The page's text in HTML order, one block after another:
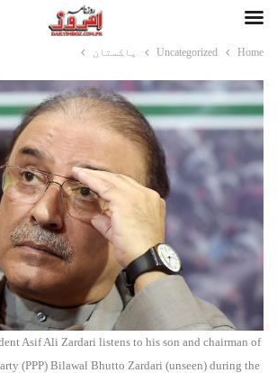
Home
Uncategorized پاکستان
Asif Ali Zardari listens to his son and chairman of
(PPP) Bilawal Bhutto Zardari (unseen) during the